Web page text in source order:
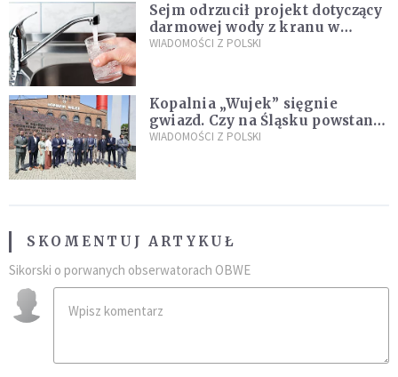
Sejm odrzucił projekt dotyczący
darmowej wody z kranu w
restauracjach
WIADOMOŚCI Z POLSKI
Kopalnia „Wujek” sięgnie
gwiazd. Czy na Śląsku powstanie
„Dolina Krzemowa”?
WIADOMOŚCI Z POLSKI
SKOMENTUJ ARTYKUŁ
Sikorski o porwanych obserwatorach OBWE